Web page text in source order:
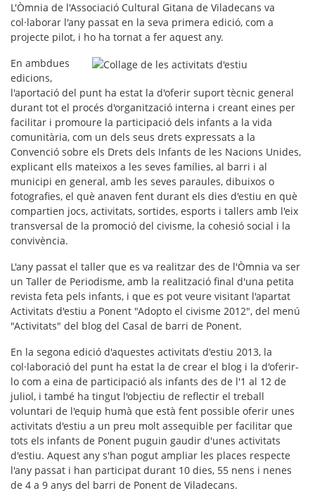
L'Òmnia de l'Associació Cultural Gitana de Viladecans va
col·laborar l'any passat en la seva primera edició, com a
projecte pilot, i ho ha tornat a fer aquest any.
En ambdues
edicions,
l'aportació del punt ha estat la d'oferir suport tècnic general
durant tot el procés d'organització interna i creant eines per
facilitar i promoure la participació dels infants a la vida
comunitària, com un dels seus drets expressats a la
Convenció sobre els Drets dels Infants de les Nacions Unides,
explicant ells mateixos a les seves famílies, al barri i al
municipi en general, amb les seves paraules, dibuixos o
fotografies, el què anaven fent durant els dies d'estiu en què
compartien jocs, activitats, sortides, esports i tallers amb l'eix
transversal de la promoció del civisme, la cohesió social i la
convivència.
L'any passat el taller que es va realitzar des de l'Òmnia va ser
un Taller de Periodisme, amb la realització final d'una petita
revista feta pels infants, i que es pot veure visitant l'apartat
Activitats d'estiu a Ponent "Adopto el civisme 2012", del menú
"Activitats" del blog del Casal de barri de Ponent.
En la segona edició d'aquestes activitats d'estiu 2013, la
col·laboració del punt ha estat la de crear el blog i la d'oferir-
lo com a eina de participació als infants des de l'1 al 12 de
juliol, i també ha tingut l'objectiu de reflectir el treball
voluntari de l'equip humà que està fent possible oferir unes
activitats d'estiu a un preu molt assequible per facilitar que
tots els infants de Ponent puguin gaudir d'unes activitats
d'estiu. Aquest any s'han pogut ampliar les places respecte
l'any passat i han participat durant 10 dies, 55 nens i nenes
de 4 a 9 anys del barri de Ponent de Viladecans.